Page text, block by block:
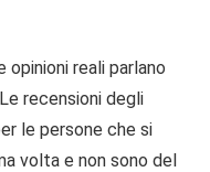
reali parlano
recensioni degli
le persone che si
volta e non sono del